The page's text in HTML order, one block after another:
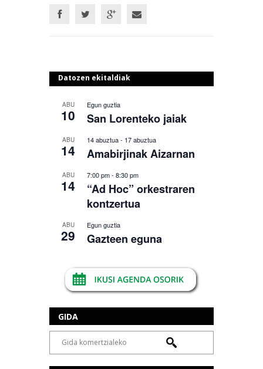
Datozen ekitaldiak
ABU
10
Egun guztia
San Lorenteko jaiak
ABU
14
14 abuztua- 17 abuztua
Amabirjinak Aizarnan
ABU
14
7:00 pm- 8:30 pm
“Ad Hoc” orkestraren
kontzertua
ABU
29
Egun guztia
Gazteen eguna
GIDA